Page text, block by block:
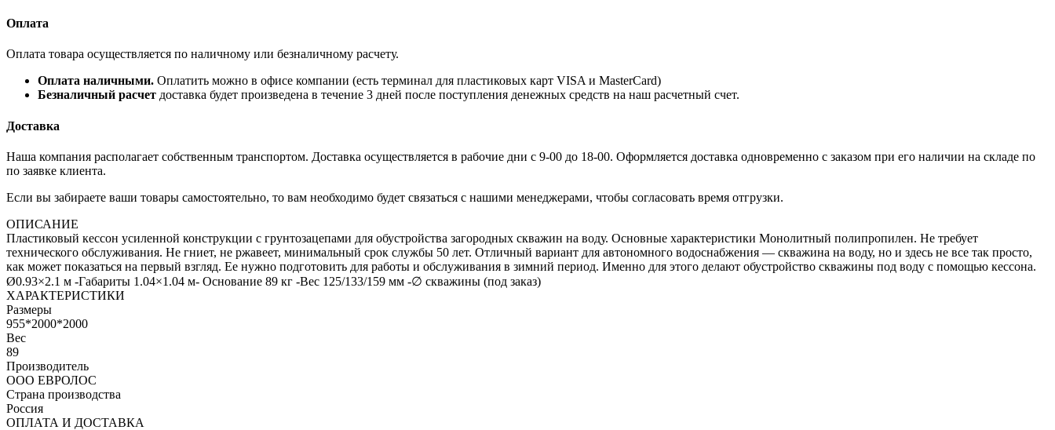
Оплата
Оплата товара осуществляется по наличному или безналичному расчету.
Оплата наличными. Оплатить можно в офисе компании (есть терминал для пластиковых карт VISA и MasterCard)
Безналичный расчет доставка будет произведена в течение 3 дней после поступления денежных средств на наш расчетный счет.
Доставка
Наша компания располагает собственным транспортом. Доставка осуществляется в рабочие дни с 9-00 до 18-00. Оформляется доставка одновременно с заказом при его наличии на складе по
по заявке клиента.
Если вы забираете ваши товары самостоятельно, то вам необходимо будет связаться с нашими менеджерами, чтобы согласовать время отгрузки.
ОПИСАНИЕ
Пластиковый кессон усиленной конструкции с грунтозацепами для обустройства загородных скважин на воду. Основные характеристики Монолитный полипропилен. Не требует
технического обслуживания. Не гниет, не ржавеет, минимальный срок службы 50 лет. Отличный вариант для автономного водоснабжения — скважина на воду, но и здесь не все так просто,
как может показаться на первый взгляд. Ее нужно подготовить для работы и обслуживания в зимний период. Именно для этого делают обустройство скважины под воду с помощью кессона.
Ø0.93×2.1 м -Габариты 1.04×1.04 м- Основание 89 кг -Вeс 125/133/159 мм -∅ cкважины (под заказ)
ХАРАКТЕРИСТИКИ
Размеры
955*2000*2000
Вес
89
Производитель
ООО ЕВРОЛОС
Страна производства
Россия
ОПЛАТА И ДОСТАВКА